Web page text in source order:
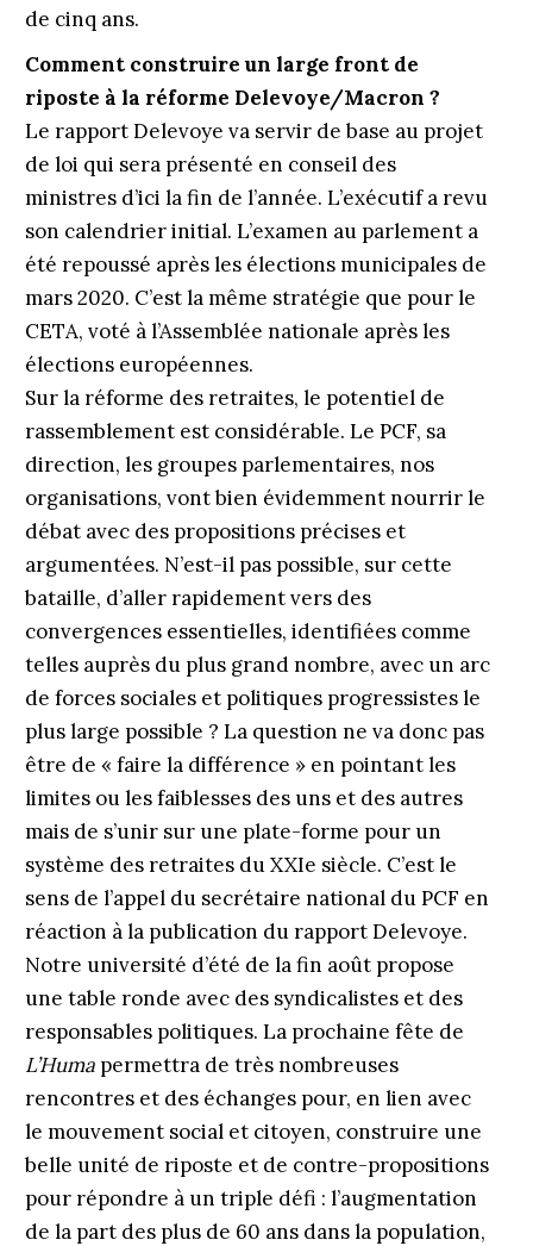
de cinq ans.
Comment construire un large front de
riposte à la réforme Delevoye/Macron ?
Le rapport Delevoye va servir de base au projet
de loi qui sera présenté en conseil des
ministres d’ici la fin de l’année. L’exécutif a revu
son calendrier initial. L’examen au parlement a
été repoussé après les élections municipales de
mars 2020. C’est la même stratégie que pour le
CETA, voté à l’Assemblée nationale après les
élections européennes.
Sur la réforme des retraites, le potentiel de
rassemblement est considérable. Le PCF, sa
direction, les groupes parlementaires, nos
organisations, vont bien évidemment nourrir le
débat avec des propositions précises et
argumentées. N’est-il pas possible, sur cette
bataille, d’aller rapidement vers des
convergences essentielles, identifiées comme
telles auprès du plus grand nombre, avec un arc
de forces sociales et politiques progressistes le
plus large possible ? La question ne va donc pas
être de « faire la différence » en pointant les
limites ou les faiblesses des uns et des autres
mais de s’unir sur une plate-forme pour un
système des retraites du XXIe siècle. C’est le
sens de l’appel du secrétaire national du PCF en
réaction à la publication du rapport Delevoye.
Notre université d’été de la fin août propose
une table ronde avec des syndicalistes et des
responsables politiques. La prochaine fête de
L’Humapermettra de très nombreuses
rencontres et des échanges pour, en lien avec
le mouvement social et citoyen, construire une
belle unité de riposte et de contre-propositions
pour répondre à un triple défi : l’augmentation
de la part des plus de 60 ans dans la population,